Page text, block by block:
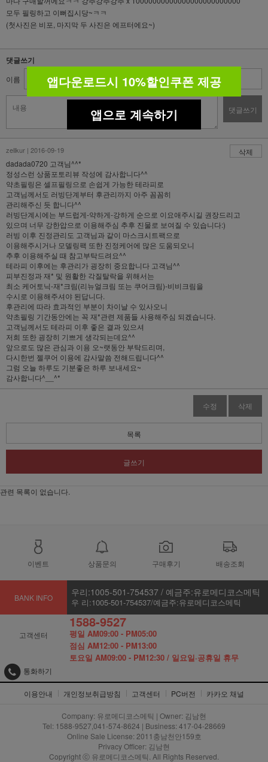
모두 필링하고 이뻐집시당~ㅋㅋ
(첫사진은 비포, 마지막 두 사진은 에프터에요~)
댓글쓰기
이름 비밀번호
댓글쓰기
zellkur | 2016-09-19
삭제
dadada0720 고객님^^*
정성스런 상품포토리뷰 작성에 감사합니다^^
약초필링은 셀프필링으로 손쉽게 가능한 테라피로
고객님께서도 러빙단계부터 후관리까지 아주 꼼꼼히
관리해주신 듯 합니다^^
러빙단계시에는 부드럽게-약하게-강하게 순으로 이요애주시길 권장드리고
있으며 너무 강한압으로 이용해주심 추후 진물로 보여질 수 있습니다:)
러빙 이후 진정관리도 고객님과 같이 마스크시트팩으로
이용해주시거나 모델링팩 또한 진정케어에 많은 도움되오니
추후 이용해주실 때 참고부탁드려요^^
테라피 이후에는 후관리가 굉장히 중요합니다 고객님^^
피부진정과 재* 및 원활한 각질탈락을 위해서는
최소 케어토닉-재*크림(리뉴얼크림 또는 쿠어크림)-비비크림을
수시로 이용해주셔야 된답니다.
후관리에 따라 효과적인 부분이 차이날 수 있사오니
약초필링 기간동안에는 꼭 재*관련 제품들 사용해주심 되겠습니다.
고객님께서도 테라피 이후 좋은 결과 있으셔
저희 또한 굉장히 기쁘게 생각되는데요^^
앞으로도 많은 관심과 이용 오~랫동안 부탁드리며,
다시한번 젤쿠어 이용에 감사말씀 전해드립니다^^
그럼 오늘 하루도 기분좋은 하루 보내세요~
감사합니다^__^*
수정 삭제
목록
글쓰기
관련 목록이 없습니다.
이벤트 상품문의 구매후기 배송조회
BANK INFO 우리:1005-501-754537 / 예금주:유로메디코스메틱
우 리:1005-501-754537/예금주:유로메디코스메틱
고객센터
1588-9527
평일 AM09:00 - PM05:00
점심 AM12:00 - PM13:00
토요일 AM09:00 - PM12:30 / 일요일·공휴일 휴무
통화하기
이용안내 개인정보취급방침 고객센터 PC버전 카카오 채널
Company: 유로메디코스메틱 | Owner: 김남현
Tel: 1588-9527,041-574-8624 | Business: 417-04-28669
Online Sale License: 2011충남천안159호
Privacy Officer: 김남현
Copyright ⓒ 유로메디코스메틱. All Rights Reserved.
앱다운로드시 10%할인쿠폰 제공
앱으로 계속하기